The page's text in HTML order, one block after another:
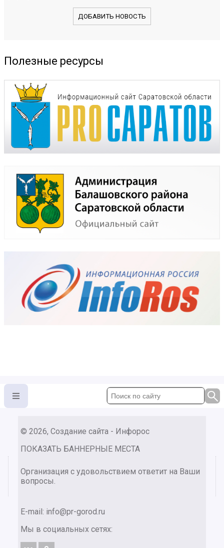
ДОБАВИТЬ НОВОСТЬ
Полезные ресурсы
© 2026, Создание сайта - Инфорос
ПОКАЗАТЬ БАННЕРНЫЕ МЕСТА
Организация с удовольствием ответит на Ваши
вопросы.
E-mail: info@pr-gorod.ru
Мы в социальных сетях: